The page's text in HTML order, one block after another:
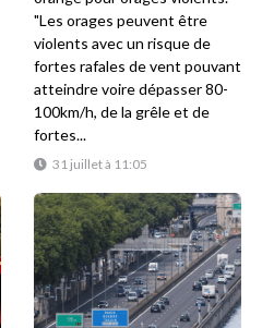
31 juillet à 11:05
"Les orages peuvent être
violents avec un risque de
fortes rafales de vent pouvant
atteindre voire dépasser 80-
100km/h, de la grêle et de
fortes...